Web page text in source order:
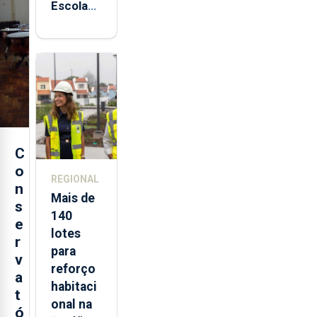
C
o
n
s
e
r
v
a
t
ó
Escola
está de
aos
Açores
REGIONAL
Mais de
140
lotes
para
reforço
habitaci
onal na